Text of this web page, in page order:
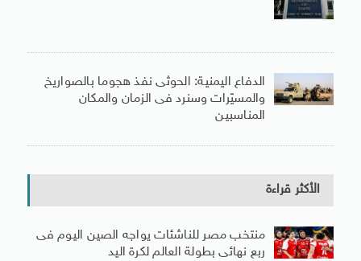
الدفاع اليمنية: الحوثى نفذ هجوما بالصواريخ
والمسيّرات وسنرد فى الزمان والمكان
المناسبين
الأكثر قراءة
منتخب مصر للناشئات يواجه الصين اليوم فى
ربع نهائى بطولة العالم لكرة اليد